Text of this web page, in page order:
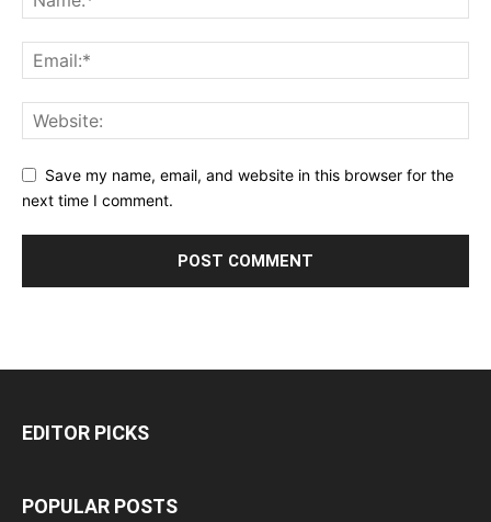
Save my name, email, and website in this browser for the
next time I comment.
EDITOR PICKS
POPULAR POSTS